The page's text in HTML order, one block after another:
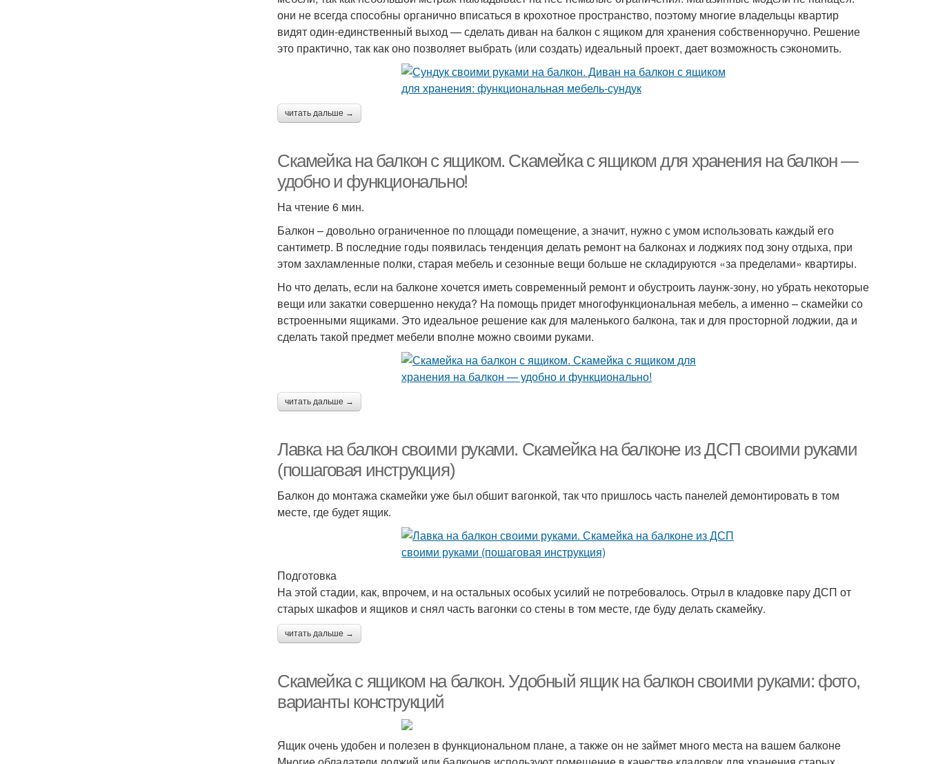
они не всегда способны органично вписаться в крохотное пространство, поэтому многие владельцы квартир
видят один-единственный выход — сделать диван на балкон с ящиком для хранения собственноручно. Решение
это практично, так как оно позволяет выбрать (или создать) идеальный проект, дает возможность сэкономить.
читать дальше →
Скамейка на балкон с ящиком. Скамейка с ящиком для хранения на балкон —
удобно и функционально!
На чтение 6 мин.
Балкон – довольно ограниченное по площади помещение, а значит, нужно с умом использовать каждый его
сантиметр. В последние годы появилась тенденция делать ремонт на балконах и лоджиях под зону отдыха, при
этом захламленные полки, старая мебель и сезонные вещи больше не складируются «за пределами» квартиры.
Но что делать, если на балконе хочется иметь современный ремонт и обустроить лаунж-зону, но убрать некоторые
вещи или закатки совершенно некуда? На помощь придет многофункциональная мебель, а именно – скамейки со
встроенными ящиками. Это идеальное решение как для маленького балкона, так и для просторной лоджии, да и
сделать такой предмет мебели вполне можно своими руками.
читать дальше →
Лавка на балкон своими руками. Скамейка на балконе из ДСП своими руками
(пошаговая инструкция)
Балкон до монтажа скамейки уже был обшит вагонкой, так что пришлось часть панелей демонтировать в том
месте, где будет ящик.
Подготовка
На этой стадии, как, впрочем, и на остальных особых усилий не потребовалось. Отрыл в кладовке пару ДСП от
старых шкафов и ящиков и снял часть вагонки со стены в том месте, где буду делать скамейку.
читать дальше →
Скамейка с ящиком на балкон. Удобный ящик на балкон своими руками: фото,
варианты конструкций
Ящик очень удобен и полезен в функциональном плане, а также он не займет много места на вашем балконе